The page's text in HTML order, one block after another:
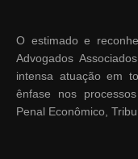
O estimado e
Advogados
intensa atuação em
ênfase nos
Penal Econômico,